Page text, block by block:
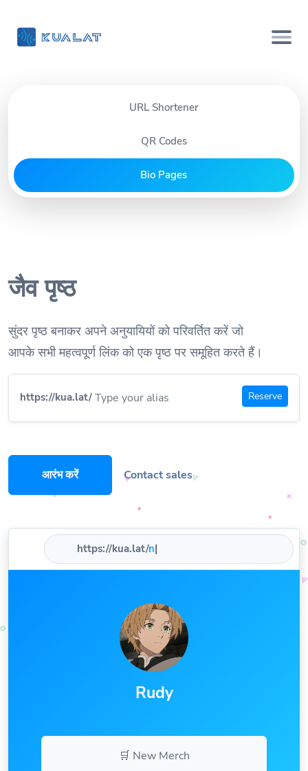
URL Shortener
QR Codes
Bio Pages
जैव पृष्ठ
सुंदर पृष्ठ बनाकर अपने अनुयायियों को परिवर्तित करें जो
आपके सभी महत्वपूर्ण लिंक को एक पृष्ठ पर समूहित करते हैं।
https://kua.lat/ Reserve
आरंभ करें Contact sales
https://kua.lat/nam
Rudy
🛒 New Merch